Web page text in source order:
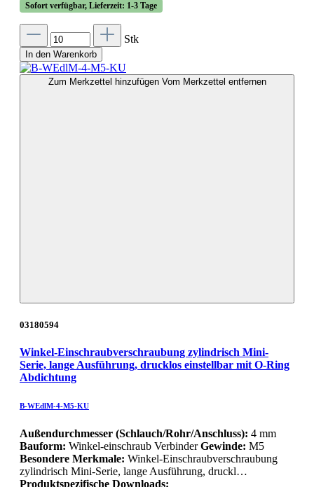
Sofort verfügbar, Lieferzeit: 1-3 Tage
Stk
In den Warenkorb
Zum Merkzettel hinzufügen Vom Merkzettel entfernen
03180594
Winkel-Einschraubverschraubung zylindrisch Mini-
Serie, lange Ausführung, drucklos einstellbar mit O-Ring
Abdichtung
B-WEdlM-4-M5-KU
Außendurchmesser (Schlauch/Rohr/Anschluss): 4 mm
Bauform: Winkel-einschraub VerbinderGewinde: M5
Besondere Merkmale: Winkel-Einschraubverschraubung
zylindrisch Mini-Serie, lange Ausführung, druckl…
Produktspezifische Downloads: